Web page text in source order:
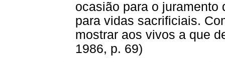
ocasião para o juramento
para vidas sacrificiais.
mostrar aos vivos a que
1986, p. 69)